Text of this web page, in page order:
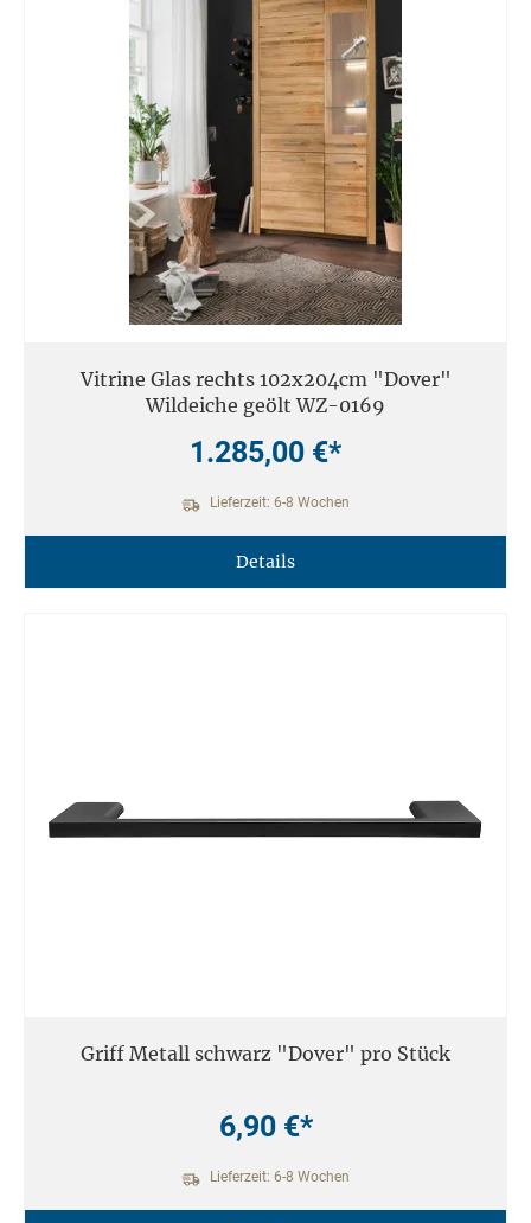
Vitrine Glas rechts 102x204cm "Dover"
Wildeiche geölt WZ-0169
1.285,00 €*
Lieferzeit: 6-8 Wochen
Details
Griff Metall schwarz "Dover" pro Stück
6,90 €*
Lieferzeit: 6-8 Wochen